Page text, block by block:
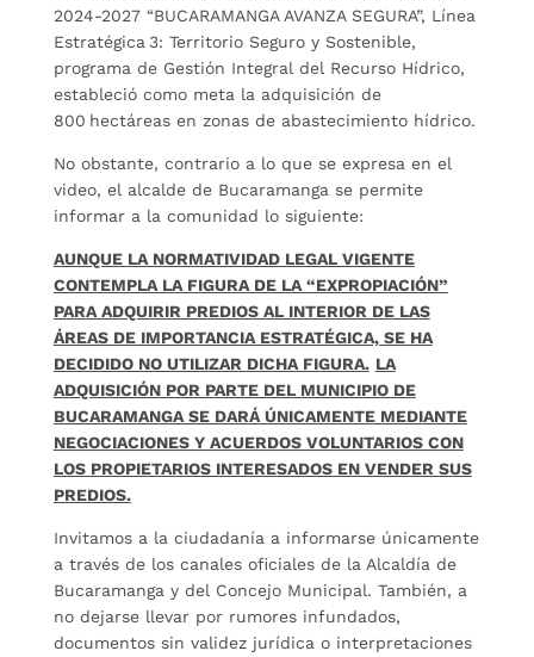
2024‑2027 “BUCARAMANGA AVANZA SEGURA”, Línea
Estratégica 3: Territorio Seguro y Sostenible,
programa de Gestión Integral del Recurso Hídrico,
estableció como meta la adquisición de
800 hectáreas en zonas de abastecimiento hídrico.
No obstante, contrario a lo que se expresa en el
video, el alcalde de Bucaramanga se permite
informar a la comunidad lo siguiente:
AUNQUE LA NORMATIVIDAD LEGAL VIGENTE
CONTEMPLA LA FIGURA DE LA “EXPROPIACIÓN”
PARA ADQUIRIR PREDIOS AL INTERIOR DE LAS
ÁREAS DE IMPORTANCIA ESTRATÉGICA, SE HA
DECIDIDO NO UTILIZAR DICHA FIGURA. LA
ADQUISICIÓN POR PARTE DEL MUNICIPIO DE
BUCARAMANGA SE DARÁ ÚNICAMENTE MEDIANTE
NEGOCIACIONES Y ACUERDOS VOLUNTARIOS CON
LOS PROPIETARIOS INTERESADOS EN VENDER SUS
PREDIOS.
Invitamos a la ciudadanía a informarse únicamente
a través de los canales oficiales de la Alcaldía de
Bucaramanga y del Concejo Municipal. También, a
no dejarse llevar por rumores infundados,
documentos sin validez jurídica o interpretaciones